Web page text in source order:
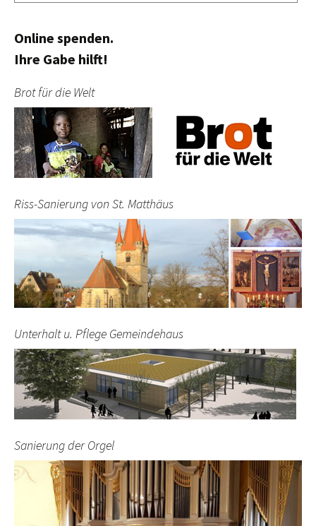
Online spenden.
Ihre Gabe hilft!
Brot für die Welt
Riss-Sanierung von St. Matthäus
Unterhalt u. Pflege Gemeindehaus
Sanierung der Orgel